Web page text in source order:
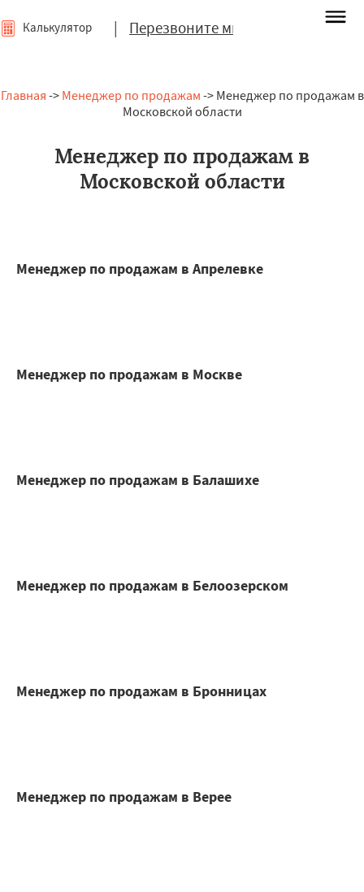
| Перезвоните мне
Калькулятор
Главная -> Менеджер по продажам -> Менеджер по продажам в
Московской области
Менеджер по продажам в
Московской области
Менеджер по продажам в Апрелевке
Менеджер по продажам в Москве
Менеджер по продажам в Балашихе
Менеджер по продажам в Белоозерском
Менеджер по продажам в Бронницах
Менеджер по продажам в Верее